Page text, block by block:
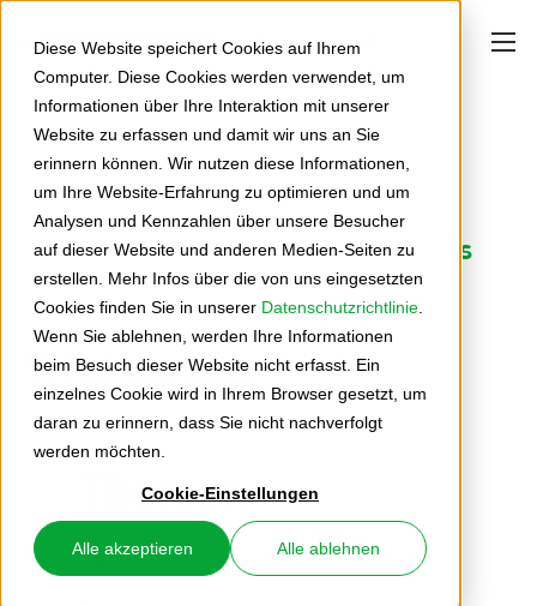
Diese Website speichert Cookies auf Ihrem
Computer. Diese Cookies werden verwendet, um
Informationen über Ihre Interaktion mit unserer
Website zu erfassen und damit wir uns an Sie
erinnern können. Wir nutzen diese Informationen,
um Ihre Website-Erfahrung zu optimieren und um
Analysen und Kennzahlen über unsere Besucher
auf dieser Website und anderen Medien-Seiten zu
erstellen. Mehr Infos über die von uns eingesetzten
Cookies finden Sie in unserer Datenschutzrichtlinie
Wenn Sie ablehnen, werden Ihre Informationen
beim Besuch dieser Website nicht erfasst. Ein
einzelnes Cookie wird in Ihrem Browser gesetzt, um
daran zu erinnern, dass Sie nicht nachverfolgt
werden möchten.
Cookie-Einstellungen
Alle akzeptieren Alle ablehnen
Deutschland
Neuigkeiten, Hintergründe und Tipps
aus der Welt der Kunststoff-
Rohrleitungssysteme
Trinkwasser
Themen
BIM Fernwärme